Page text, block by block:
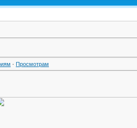
· Просмотрам